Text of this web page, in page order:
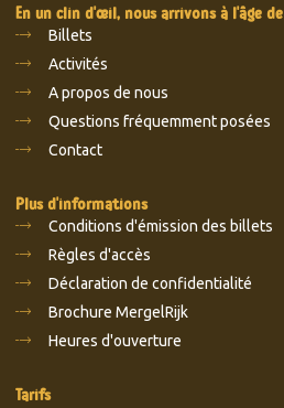
En un clin d'œil, nous arrivons à l'âge de
Billets
Activités
A propos de nous
Questions fréquemment posées
Contact
Plus d'informations
Conditions d'émission des billets
Règles d'accès
Déclaration de confidentialité
Brochure MergelRijk
Heures d'ouverture
Tarifs